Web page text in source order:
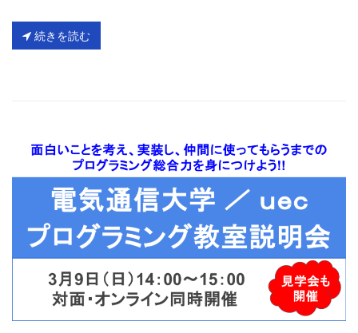
続きを読む